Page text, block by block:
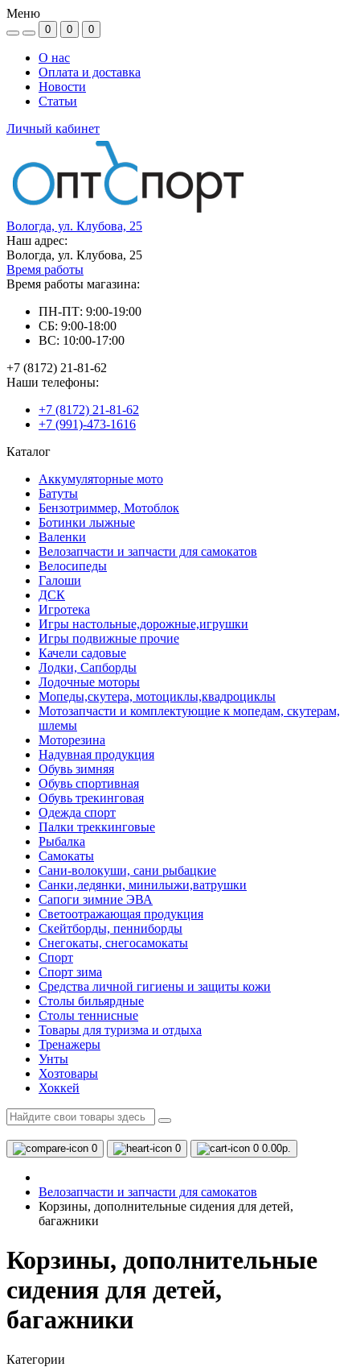
Меню
0 0 0
О нас
Оплата и доставка
Новости
Статьи
Личный кабинет
Вологда, ул. Клубова, 25
Наш адрес:
Вологда, ул. Клубова, 25
Время работы
Время работы магазина:
ПН-ПТ: 9:00-19:00
СБ: 9:00-18:00
ВС: 10:00-17:00
+7 (8172) 21-81-62
Наши телефоны:
+7 (8172) 21-81-62
+7 (991)-473-1616
Каталог
Аккумуляторные мото
Батуты
Бензотриммер, Мотоблок
Ботинки лыжные
Валенки
Велозапчасти и запчасти для самокатов
Велосипеды
Галоши
ДСК
Игротека
Игры настольные,дорожные,игрушки
Игры подвижные прочие
Качели садовые
Лодки, Сапборды
Лодочные моторы
Мопеды,скутера, мотоциклы,квадроциклы
Мотозапчасти и комплектующие к мопедам, скутерам,
шлемы
Моторезина
Надувная продукция
Обувь зимняя
Обувь спортивная
Обувь трекинговая
Одежда спорт
Палки треккинговые
Рыбалка
Самокаты
Сани-волокуши, сани рыбацкие
Санки,ледянки, минилыжи,ватрушки
Сапоги зимние ЭВА
Светоотражающая продукция
Скейтборды, пенниборды
Снегокаты, снегосамокаты
Спорт
Спорт зима
Средства личной гигиены и защиты кожи
Столы бильярдные
Столы теннисные
Товары для туризма и отдыха
Тренажеры
Унты
Хозтовары
Хоккей
0 0 0 0.00р.
Велозапчасти и запчасти для самокатов
Корзины, дополнительные сидения для детей,
багажники
Корзины, дополнительные
сидения для детей,
багажники
Категории